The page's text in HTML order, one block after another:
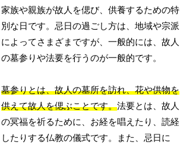
家族や親族が故人を偲び、供養するための特
別な日です。忌日の過ごし方は、地域や宗派
によってさまざまですが、一般的には、故人
の墓参りや法要を行うのが一般的です。
墓参りとは、故人の墓所を訪れ、花や供物を
供えて故人を偲ぶことです。法要とは、故人
の冥福を祈るために、お経を唱えたり、読経
したりする仏教の儀式です。また、忌日に